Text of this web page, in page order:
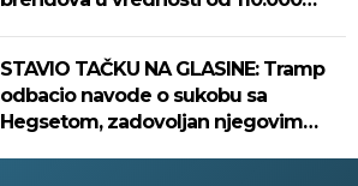
STAVIO TAČKU NA GLASINE: Tramp
odbacio navode o sukobu sa
Hegsetom, zadovoljan njegovim